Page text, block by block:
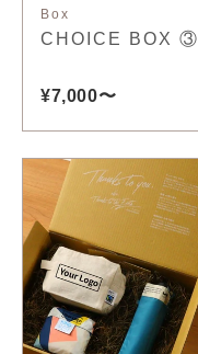
Box
CHOICE BOX ③
¥7,000〜